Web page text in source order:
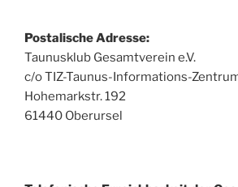
Postalische Adresse:
Taunusklub Gesamtverein e.V.
c/o TIZ-Taunus-Informations-
Hohemarkstr. 192
61440 Oberursel